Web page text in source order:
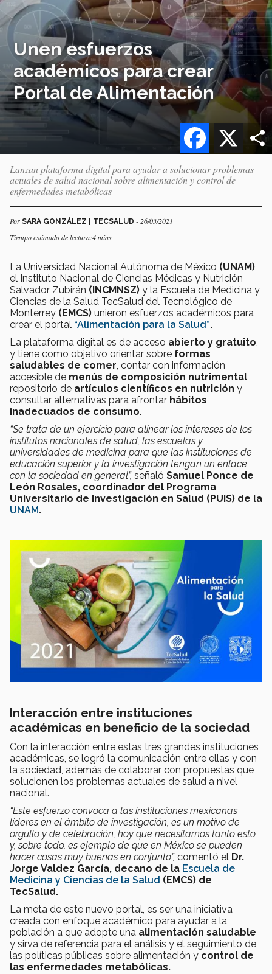
Unen esfuerzos
académicos para crear
Portal de Alimentación
X
Facebook
Lanzan plataforma digital para ayudar a solucionar problemas
actuales de salud nacional sobre alimentación y control de
enfermedades metabólicas
Por SARA GONZÁLEZ | TECSALUD - 26/03/2021
Tiempo estimado de lectura:4 mins
La Universidad Nacional Autónoma de México (UNAM)
el Instituto Nacional de Ciencias Médicas y Nutrición
Salvador Zubirán (INCMNSZ) y la Escuela de Medicina y
Ciencias de la Salud TecSalud del Tecnológico de
Monterrey (EMCS) unieron esfuerzos académicos para
crear el portal “Alimentación para la Salud”.
La plataforma digital es de acceso abierto y gratuito
y tiene como objetivo orientar sobre formas
saludables de comer , contar con información
accesible de menús de composición nutrimental
repositorio de artículos científicos en nutrición y
consultar alternativas para afrontar hábitos
inadecuados de consumo.
“Se trata de un ejercicio para alinear los intereses de los
institutos nacionales de salud, las escuelas y
universidades de medicina para que las instituciones de
educación superior y la investigación tengan un enlace
con la sociedad en general”, señaló Samuel Ponce de
León Rosales, coordinador del Programa
Universitario de Investigación en Salud (PUIS) de la
UNAM.
Interacción entre instituciones
académicas en beneficio de la sociedad
Con la interacción entre estas tres grandes instituciones
académicas, se logró la comunicación entre ellas y con
la sociedad, además de colaborar con propuestas que
solucionen los problemas actuales de salud a nivel
nacional.
“Este esfuerzo convoca a las instituciones mexicanas
líderes en el ámbito de investigación, es un motivo de
orgullo y de celebración, hoy que necesitamos tanto esto
y, sobre todo, es ejemplo de que en México se pueden
hacer cosas muy buenas en conjunto”, comentó el Dr.
Jorge Valdez García, decano de la Escuela de
Medicina y Ciencias de la Salud (EMCS) de
TecSalud.
La meta de este nuevo portal, es ser una iniciativa
creada con enfoque académico para ayudar a la
población a que adopte una alimentación saludable
y sirva de referencia para el análisis y el seguimiento de
las políticas públicas sobre alimentación y control de
las enfermedades metabólicas.